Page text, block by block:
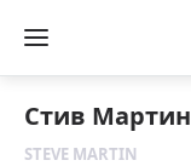
Стив Мартин
STEVE MARTIN